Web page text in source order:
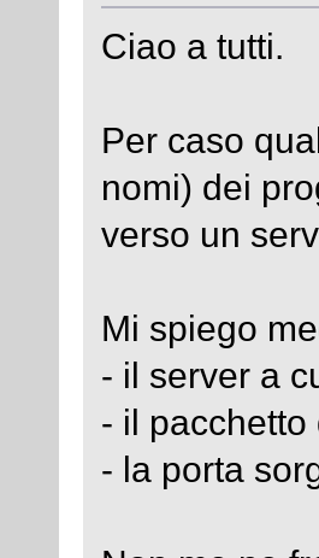
Ciao a tutti.
Per caso
nomi) dei
verso un
Mi spiego
- il server a
- il pacchetto
- la porta